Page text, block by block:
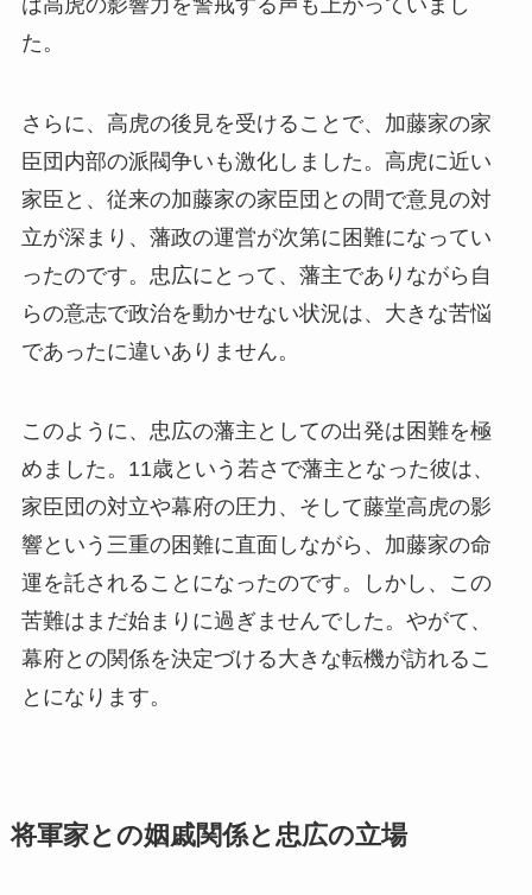
た。
さらに、高虎の後見を受けることで、加藤家の家
臣団内部の派閥争いも激化しました。高虎に近い
家臣と、従来の加藤家の家臣団との間で意見の対
立が深まり、藩政の運営が次第に困難になってい
ったのです。忠広にとって、藩主でありながら自
らの意志で政治を動かせない状況は、大きな苦悩
であったに違いありません。
このように、忠広の藩主としての出発は困難を極
めました。11歳という若さで藩主となった彼は、
家臣団の対立や幕府の圧力、そして藤堂高虎の影
響という三重の困難に直面しながら、加藤家の命
運を託されることになったのです。しかし、この
苦難はまだ始まりに過ぎませんでした。やがて、
幕府との関係を決定づける大きな転機が訪れるこ
とになります。
将軍家との姻戚関係と忠広の立場